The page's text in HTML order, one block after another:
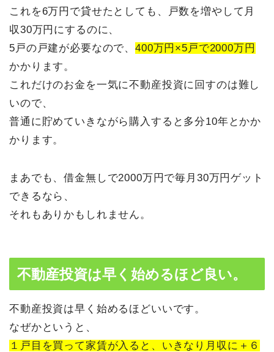
これを6万円で貸せたとしても、戸数を増やして月
収30万円にするのに、
5戸の戸建が必要なので、400万円×5戸で2000万円
かかります。
これだけのお金を一気に不動産投資に回すのは難し
いので、
普通に貯めていきながら購入すると多分10年とかか
かります。
まあでも、借金無しで2000万円で毎月30万円ゲット
できるなら、
それもありかもしれません。
不動産投資は早く始めるほど良い。
不動産投資は早く始めるほどいいです。
なぜかというと、
１戸目を買って家賃が入ると、いきなり月収に＋６